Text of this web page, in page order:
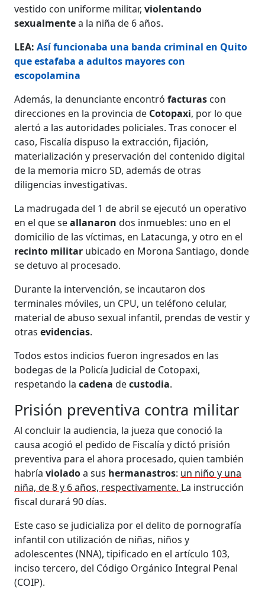
vestido con uniforme militar,violentando
sexualmentea la niña de 6 años.
LEA:Así funcionaba una banda criminal en Quito
que estafaba a adultos mayores con
escopolamina
Además, la denunciante encontrófacturas con
direcciones en la provincia de Cotopaxi, por lo que
alertó a las autoridades policiales. Tras conocer el
caso, Fiscalía dispuso la extracción, fijación,
materialización y preservación del contenido digital
de la memoria micro SD, además de otras
diligencias investigativas.
La madrugada del 1 de abril se ejecutó un operativo
en el que seallanarondos inmuebles: uno en el
domicilio de las víctimas, en Latacunga, y otro en el
recinto militar ubicado en Morona Santiago, donde
se detuvo al procesado.
Durante la intervención, se incautaron dos
terminales móviles, un CPU, un teléfono celular,
material de abuso sexual infantil, prendas de vestir y
otrasevidencias.
Todos estos indicios fueron ingresados en las
bodegas de la Policía Judicial de Cotopaxi,
respetando lacadenadecustodia.
Prisión preventiva contra militar
Al concluir la audiencia, la jueza que conoció la
causa acogió el pedido de Fiscalía y dictó prisión
preventiva para el ahora procesado, quien también
habríavioladoa sus hermanastros: un niño y una
niña, de 8 y 6 años, respectivamente. La instrucción
fiscal durará 90 días.
Este caso se judicializa por el delito de pornografía
infantil con utilización de niñas, niños y
adolescentes (NNA), tipificado en el artículo 103,
inciso tercero, del Código Orgánico Integral Penal
(COIP).